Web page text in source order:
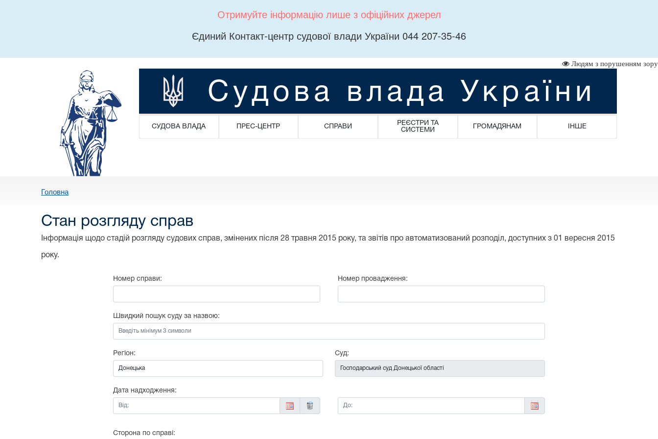
Отримуйте інформацію лише з офіційних джерел
Єдиний Контакт-центр судової влади України 044 207-35-46
Людям з порушенням зору
Судова влада України
СУДОВА ВЛАДА ПРЕС-ЦЕНТР СПРАВИ
РЕЄСТРИ ТА
СИСТЕМИ
ГРОМАДЯНАМ ІНШЕ
Головна
Стан розгляду справ
Інформація щодо стадій розгляду судових справ, змінених після 28 травня 2015 року, та звітів про автоматизований розподіл, доступних з 01 вересня 2015
року.
Номер справи: Номер провадження:
Швидкий пошук суду за назвою:
Регіон: Суд:
Дата надходження:
Від:
До:
Сторона по справі: